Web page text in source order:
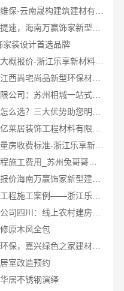
家装设计首选品牌
浙江本地家装定制设计大概报价-浙江乐享新材料有限公司
绿色装修简欧口碑信赖江西尚宅尚品新型环保材料有限公司
苏州百年豪庭新材料有限公司：苏州相城一站式家装设计多少钱拎包入住
省内周边居家改造免费量房收费标准-浙江乐享新材料有限公司
张家港正规装修公司工程施工费用_苏州兔哥哥智装新材料
局部改造居室装修明细报价海南万赢饰家新型建筑材料有限公
原木风全包
本地知名房屋装修服务环保，嘉兴绿色之家建材科技有限公司
室改造预约
居不锈钢演绎